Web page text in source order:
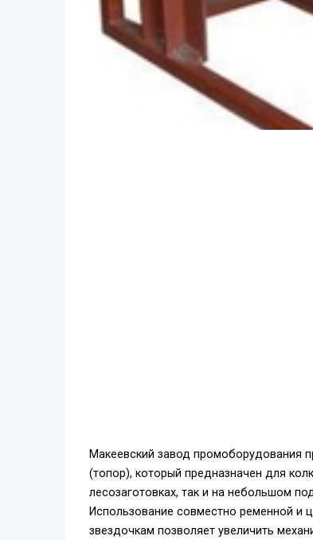
Макеевский завод промоборудования
(топор), который предназначен для
лесозаготовках, так и на небольшом
Использование совместно ременной
звездочкам позволяет увеличить